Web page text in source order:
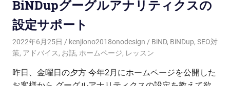
BiNDupグーグルアナリティクスの
設定サポート
2022年6月25日 kenjiono2018onodesign BiND, BiNDup, SEO対
策, アドバイス, お話, ホームページ, レッスン
昨日、金曜日の夕方 今年2月にホームページを公開した